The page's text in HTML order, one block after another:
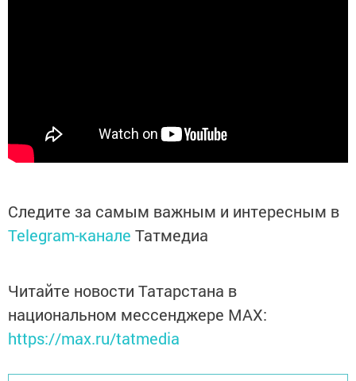
Следите за самым важным и интересным в
Telegram-канале Татмедиа
Читайте новости Татарстана в
национальном мессенджере MАХ:
https://max.ru/tatmedia